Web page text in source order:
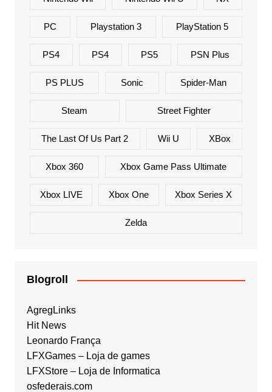
PC Playstation 3 PlayStation 5
PS4 PS4 PS5 PSN Plus
PS PLUS Sonic Spider-Man
Steam Street Fighter
The Last Of Us Part 2 Wii U XBox
Xbox 360 Xbox Game Pass Ultimate
Xbox LIVE Xbox One Xbox Series X
Zelda
Blogroll
AgregLinks
Hit News
Leonardo França
LFXGames – Loja de games
LFXStore – Loja de Informatica
osfederais.com